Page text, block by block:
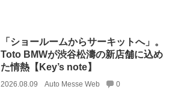
「ショールームからサーキットへ」。
Toto BMWが渋谷松濤の新店舗に込め
た情熱【Key’s note】
2026.08.09 Auto Messe Web 0